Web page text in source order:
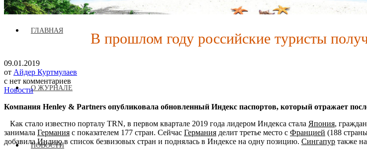
Журнал аккредитован при Евразийской Экономической Комиссии
ГЛАВНАЯ
О ЖУРНАЛЕ
НОВОСТИ
В прошлом году российские туристы
09.01.2019
от Айдер Куртмулаев
с нет комментариев
Новости
Компания Henley & Partners опубликовала обновленный Индекс паспортов, который отражает
Как стало известно порталу TRN, в первом квартале 2019 года лидером Индекса стала Япония,
занимала Германия с показателем 177 стран. Сейчас Германия делит третье место с Францией (188
добавилаИндиюв список безвизовых стран и поднялась в Индексе на одну позицию. Сингапур также